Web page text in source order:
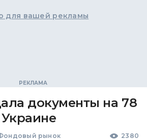
для вашей рекламы
документы на 78
рынок 2380